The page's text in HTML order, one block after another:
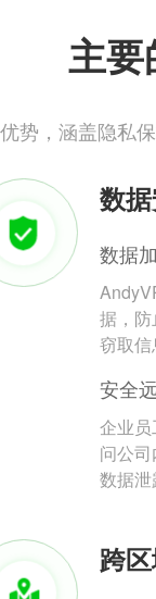
主要
势，涵盖隐私
数
数据
据，
窃取信
安全
企业
问公
数据泄
跨